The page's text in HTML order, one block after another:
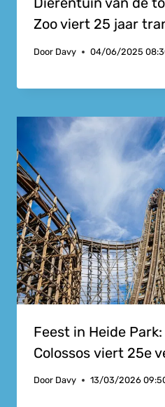
Zoo viert 25 jaar
Door Davy 04/06/2025
Feest in Heide
Colossos viert 25e
Door Davy 13/03/2026